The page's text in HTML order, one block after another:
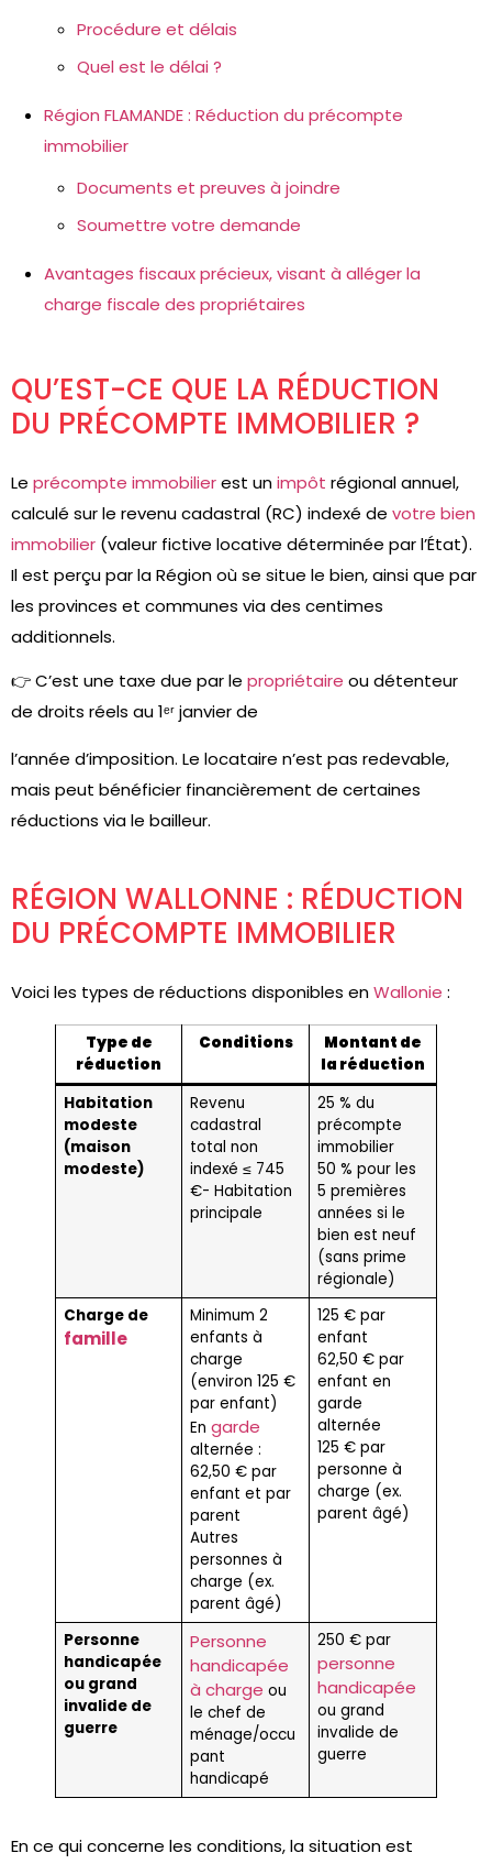
Procédure et délais
Quel est le délai ?
Région FLAMANDE : Réduction du précompte
immobilier
Documents et preuves à joindre
Soumettre votre demande
Avantages fiscaux précieux, visant à alléger la
charge fiscale des propriétaires
QU’EST-CE QUE LA RÉDUCTION
DU PRÉCOMPTE IMMOBILIER ?
Le précompte immobilierest unimpôt régional annuel,
calculé sur le revenu cadastral (RC) indexé de votre bien
immobilier (valeur fictive locative déterminée par l’État).
Il est perçu par la Région où se situe le bien, ainsi que par
les provinces et communes via des centimes
additionnels.
👉 C’est une taxe due par le propriétaire ou détenteur
de droits réels au 1ᵉʳ janvier de
l’année d’imposition. Le locataire n’est pas redevable,
mais peut bénéficier financièrement de certaines
réductions via le bailleur.
RÉGION WALLONNE : RÉDUCTION
DU PRÉCOMPTE IMMOBILIER
Voici les types de réductions disponibles enWallonie :
Type de
réduction
Conditions
Montant de
la réduction
Habitation
modeste
(maison
modeste)
Revenu
cadastral
total non
indexé ≤ 745
€- Habitation
principale
25 % du
précompte
immobilier
50 % pour les
5 premières
années si le
bien est neuf
(sans prime
régionale)
Charge de
famille
Minimum 2
enfants à
charge
(environ 125 €
par enfant)
En garde
alternée :
62,50 € par
enfant et par
parent
Autres
personnes à
charge (ex.
parent âgé)
125 € par
enfant
62,50 € par
enfant en
garde
alternée
125 € par
personne à
charge (ex.
parent âgé)
Personne
handicapée
ou grand
invalide de
guerre
Personne
handicapée
à charge ou
le chef de
ménage/occu
pant
handicapé
250 € par
personne
handicapée
ou grand
invalide de
guerre
En ce qui concerne les conditions, la situation est